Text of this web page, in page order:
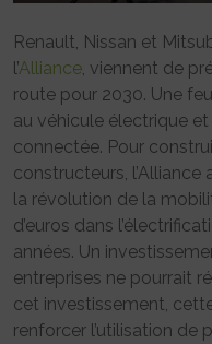
Renault, Nissan et
l’Alliance, viennent de
route pour 2030. Une
au véhicule électrique
connectée. Pour
constructeurs,
la révolution de la
d’euros dans
années. Un
entreprises ne pourrait
cet investissement,
renforcer l’utilisation de